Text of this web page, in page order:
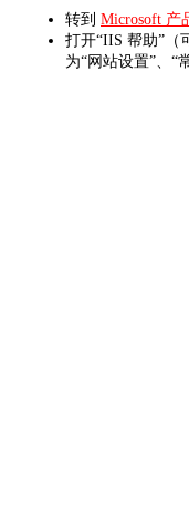
转到 Microsoft 产
打开“IIS 帮助”（
为“网站设置”、“